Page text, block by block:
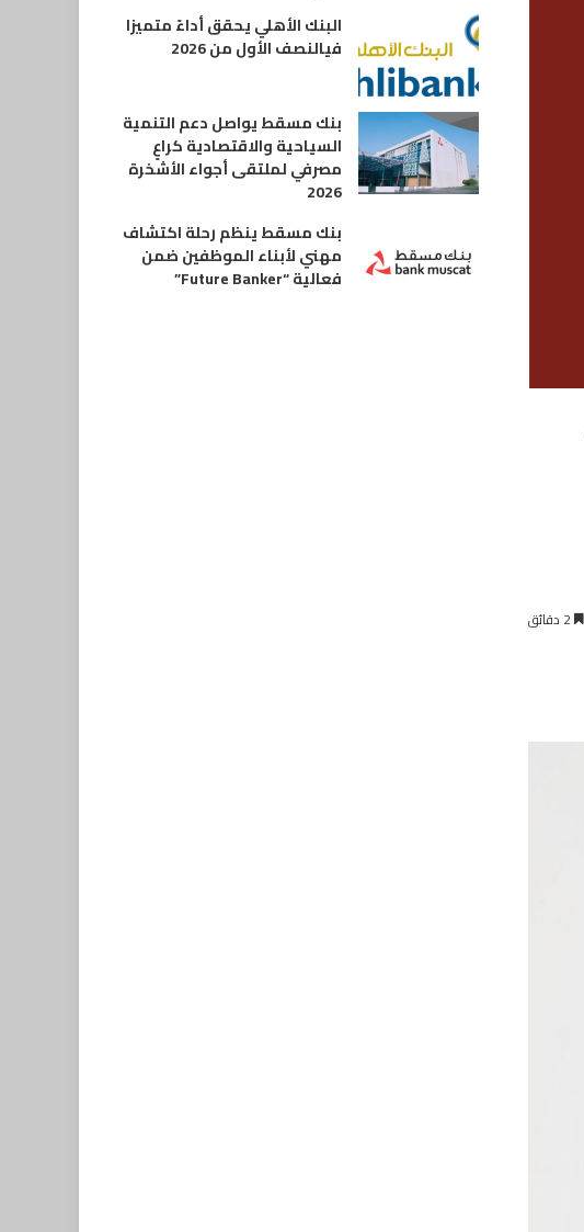
البنك الأهلي يحقق أداءً متميزا
فيالنصف الأول من 2026
بنك مسقط يواصل دعم التنمية
السياحية والاقتصادية كراعٍ
مصرفي لملتقى أجواء الأشخرة
2026
بنك مسقط ينظم رحلة اكتشاف
مهني لأبناء الموظفين ضمن
فعالية “Future Banker”